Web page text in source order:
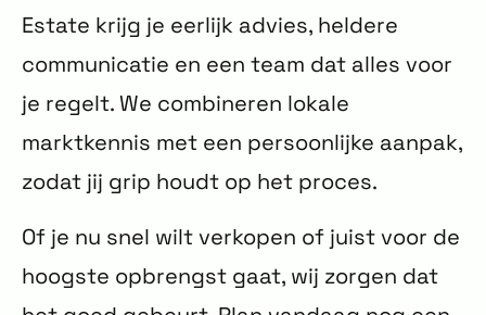
Estate krijg je eerlijk advies, heldere
communicatie en een team dat alles voor
je regelt. We combineren lokale
marktkennis met een persoonlijke aanpak,
zodat jij grip houdt op het proces.
Of je nu snel wilt verkopen of juist voor de
hoogste opbrengst gaat, wij zorgen dat